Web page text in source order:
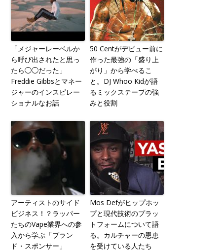
「メジャーレーベルか
ら呼び出されたと思っ
たら◯◯だった」
Freddie Gibbsとマネー
ジャーのインスピレー
ショナルなお話
50 Centがデビュー前に
作った最強の「盛り上
がり」から学べるこ
と。DJ Whoo Kidが語
るミックステープの強
みと役割
アーティストのサイド
ビジネス！？ラッパー
たちのVape業界への参
入から学ぶ「ブラン
ド・スポンサー」
Mos Defがヒップホッ
プと現代技術のプラッ
トフォームについて語
る。カルチャーの恩恵
を受けている人たち